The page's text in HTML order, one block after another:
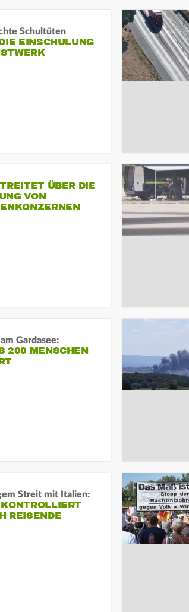
Schultüten
EINSCHULUNG
ÜBER DIE
VON
Gardasee:
200 MENSCHEN
Streit mit Italien:
REISENDE